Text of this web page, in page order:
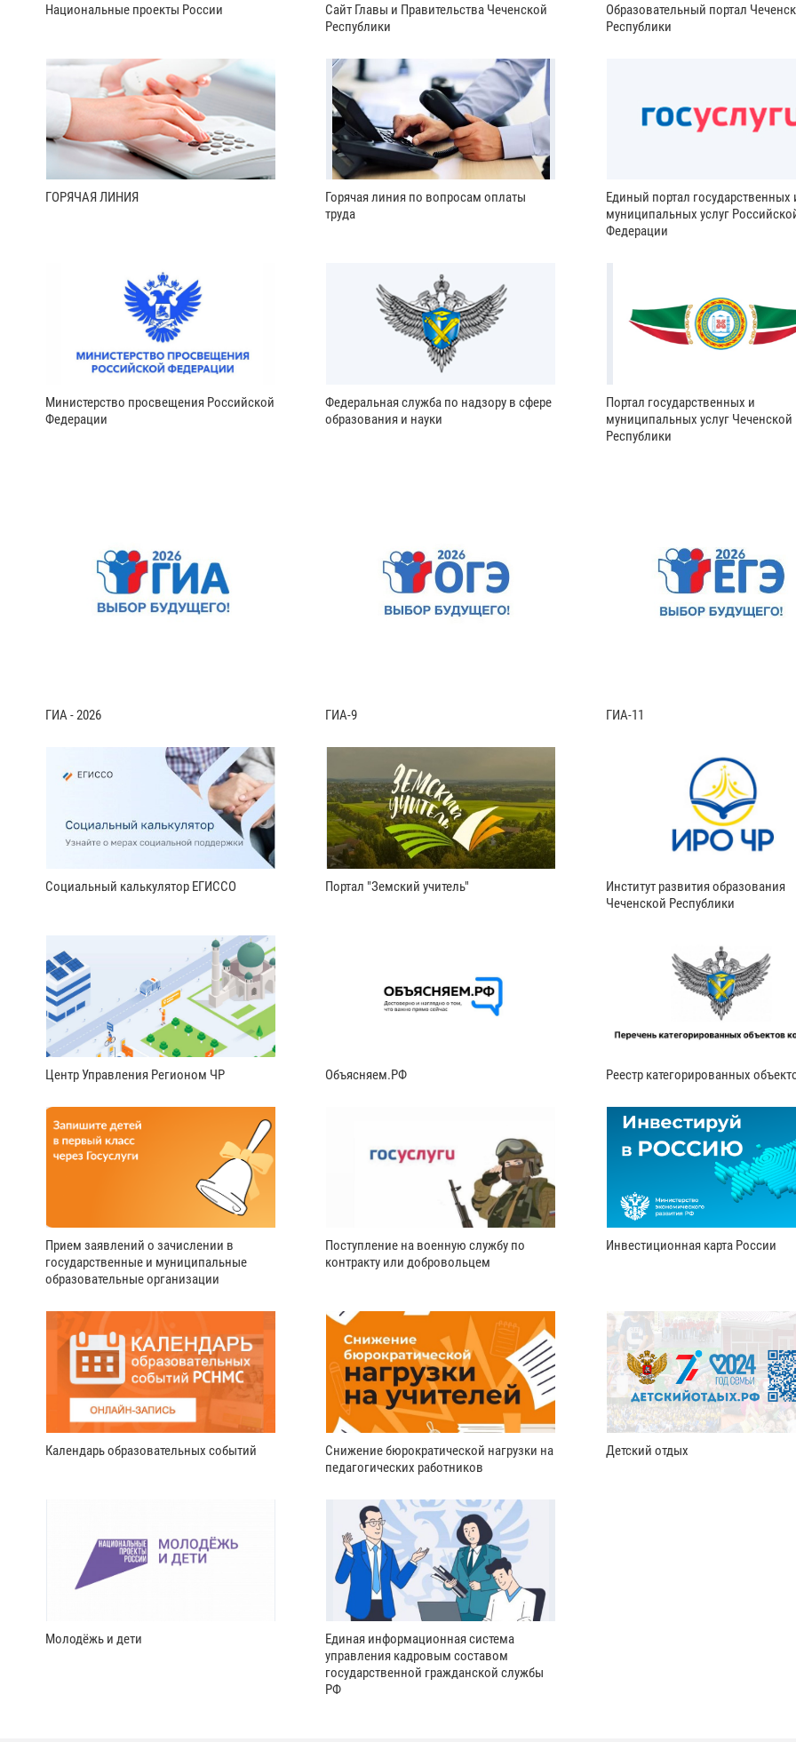
Национальные проекты России
Сайт Главы и Правительства Чеченской
Республики
Образовательный портал
Республики
ГОРЯЧАЯ ЛИНИЯ
Горячая линия по вопросам оплаты
труда
Единый портал государственных
муниципальных услуг
Федерации
Министерство просвещения Российской
Федерации
Федеральная служба по надзору в сфере
образования и науки
Портал государственных и
муниципальных услуг Чеченской
Республики
ГИА - 2026 ГИА-9 ГИА-11
Социальный калькулятор ЕГИССО Портал "Земский учитель"
Институт развития образования
Чеченской Республики
Центр Управления Регионом ЧР Объясняем.РФ Реестр категорированных
Прием заявлений о зачислении в
государственные и муниципальные
образовательные организации
Поступление на военную службу по
контракту или добровольцем
Инвестиционная карта России
Календарь образовательных событий
Снижение бюрократической нагрузки на
педагогических работников
Детский отдых
Молодёжь и дети
Единая информационная система
управления кадровым составом
государственной гражданской службы
РФ